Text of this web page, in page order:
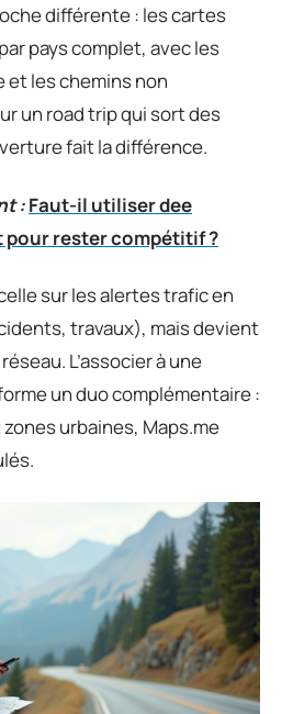
différente : les cartes
pays complet, avec les
et les chemins non
un road trip qui sort des
fait la différence.
:Faut-il utiliser dee
pour rester compétitif ?
sur les alertes trafic en
travaux), mais devient
L’associer à une
un duo complémentaire :
urbaines, Maps.me